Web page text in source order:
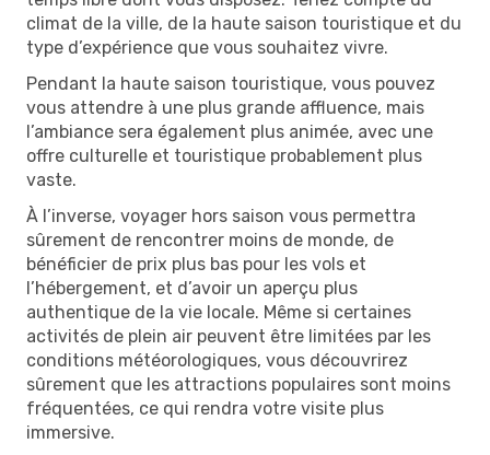
climat de la ville, de la haute saison touristique et du
type d’expérience que vous souhaitez vivre.
Pendant la haute saison touristique, vous pouvez
vous attendre à une plus grande affluence, mais
l’ambiance sera également plus animée, avec une
offre culturelle et touristique probablement plus
vaste.
À l’inverse, voyager hors saison vous permettra
sûrement de rencontrer moins de monde, de
bénéficier de prix plus bas pour les vols et
l’hébergement, et d’avoir un aperçu plus
authentique de la vie locale. Même si certaines
activités de plein air peuvent être limitées par les
conditions météorologiques, vous découvrirez
sûrement que les attractions populaires sont moins
fréquentées, ce qui rendra votre visite plus
immersive.